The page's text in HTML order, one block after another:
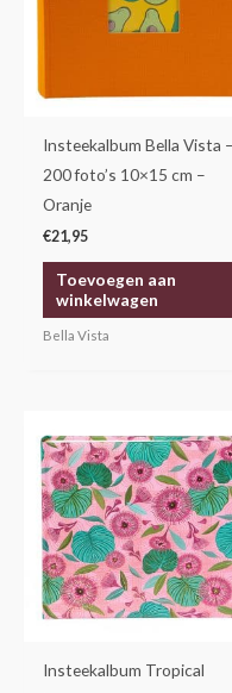
Insteekalbum Bella Vista –
200 foto’s 10×15 cm –
Oranje
€21,95
Toevoegen aan
winkelwagen
Bella Vista
Insteekalbum Tropical